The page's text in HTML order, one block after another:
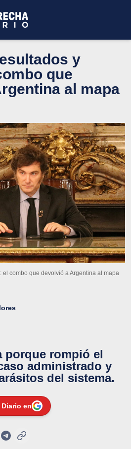
y
que
al mapa
combo que devolvió a Argentina al mapa
porque rompió el
administrado y
del sistema.
en